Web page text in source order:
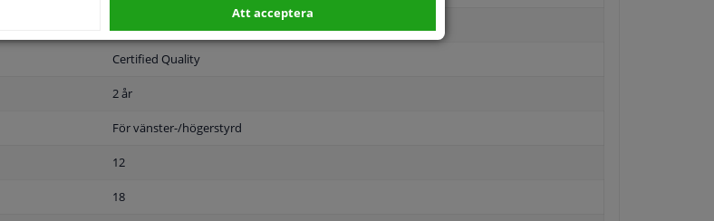
Certified Quality
2 år
För vänster-/högerstyrd
12
18
Att acceptera